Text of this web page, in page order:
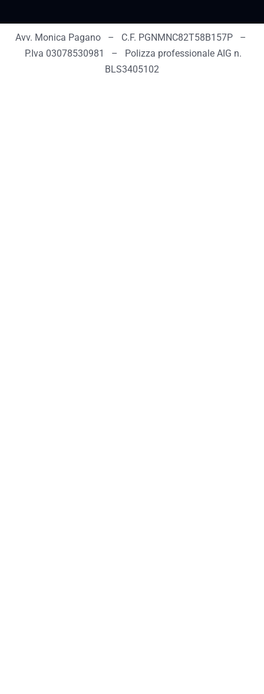
Avv. Monica Pagano – C.F. PGNMNC82T58B157P –
P.Iva 03078530981 – Polizza professionale AIG n.
BLS3405102